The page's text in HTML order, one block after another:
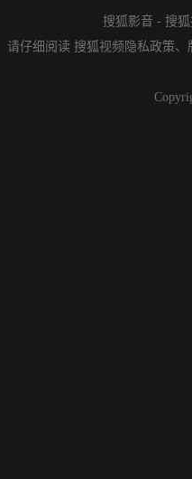
搜狐影音 - 搜
请仔细阅读 搜狐视频隐私政策、